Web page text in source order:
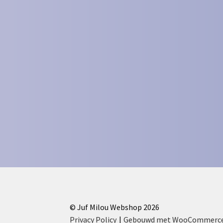
© Juf Milou Webshop 2026
Privacy Policy
Gebouwd met